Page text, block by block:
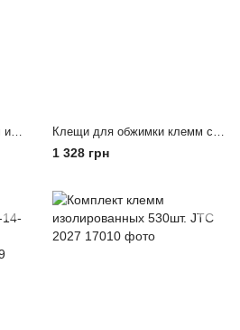
Клещи для обжимки клемм и снятия изоляции TOPTUL DIBB1009 Клещи для обжимки клемм с трещоткой 1,25-2-3,5 кв.мм L170мм TOPTUL DKBB2307
1 328 грн